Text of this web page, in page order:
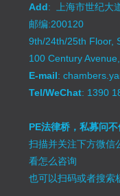
Add: 上海市世纪大
邮编:200120
9th/24th/25th Floor,
100 Century
E-mail:
Tel/WeChat: 1390
PE法律桥，私募问
扫描并关注下方微信
看怎么咨询
也可以扫码或者搜索